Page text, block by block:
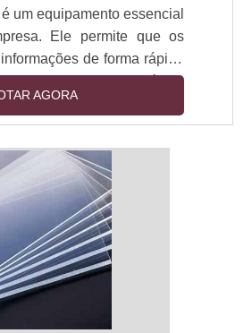
um equipamento essencial
Ele permite que os
de forma rápida
de oferecer uma ótima
O display de mesa é
ambiente de trabalho, pois
e oferece uma ótima
Além disso, ele é fácil de
o que torna ainda mais
de todos os níveis.
AGORA